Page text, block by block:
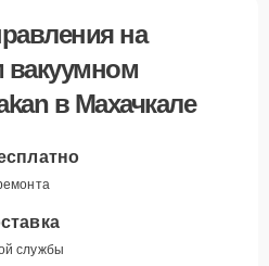
на
в Махачкале
службы